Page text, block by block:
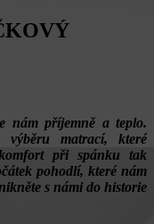
nám příjemně a teplo.
výběru matrací, které
při spánku tak
pohodlí, které nám
s námi do historie